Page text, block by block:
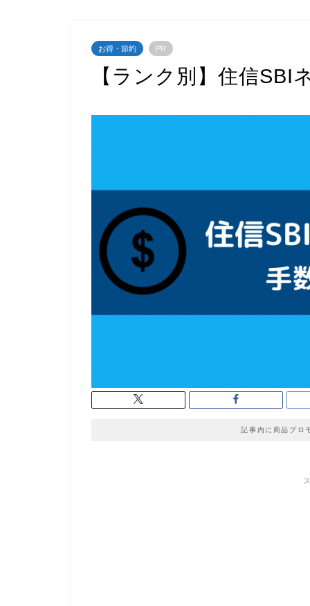
お得・節約 PR
【ランク別】住信SBI
記事内に商品プロ